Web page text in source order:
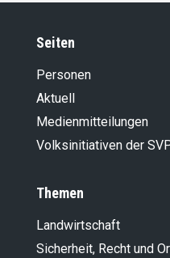
Seiten
Personen
Aktuell
Medienmitteilungen
Volksinitiativen der
Themen
Landwirt­schaft
Sicherheit, Recht und